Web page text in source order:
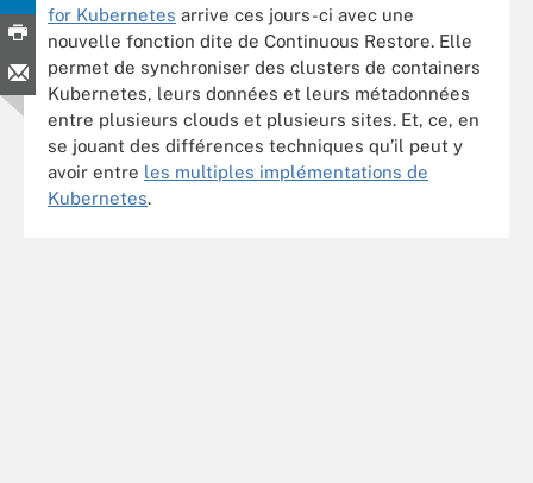
for Kubernetes arrive ces jours-ci avec une
nouvelle fonction dite de Continuous Restore. Elle
permet de synchroniser des clusters de containers
Kubernetes, leurs données et leurs métadonnées
entre plusieurs clouds et plusieurs sites. Et, ce, en
se jouant des différences techniques qu’il peut y
avoir entre les multiples implémentations de
Kubernetes.